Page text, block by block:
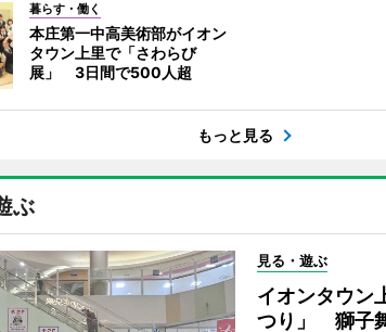
暮らす・働く
本庄第一中高美術部がイオン
タウン上里で「さわらび
展」 3日間で500人超
もっと見る
ぶ
見る・遊ぶ
イオンタウン
つり」 獅子